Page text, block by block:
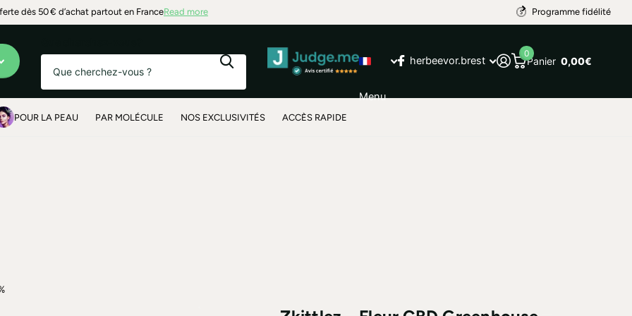
alentours
dès 50 € d’achat partout en FranceRead more Programme fidélité
Menu
herbeevor.brest Panier
0
0,00€
POUR LA PEAU PAR MOLÉCULE NOS EXCLUSIVITÉS ACCÈS RAPIDE